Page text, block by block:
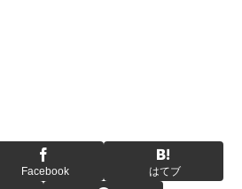
Facebook はてブ